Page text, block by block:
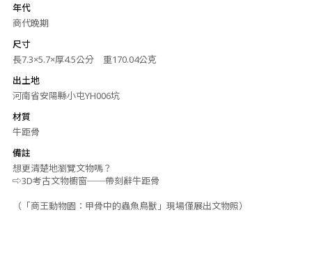
年代
商代晚期
尺寸
長7.3×5.7×厚4.5公分 重170.04公克
出土地
河南省安陽縣小屯YH006坑
材質
牛距骨
備註
想更清楚地瀏覽文物嗎？
⇨3D考古文物櫥窗──帶刻辭牛距骨
（「商王動物園：甲骨中的蟲魚鳥獸」現場僅展出文物照）